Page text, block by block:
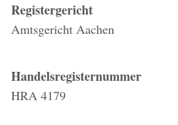
Registergericht
Amtsgericht Aachen
Handelsregisternummer
HRA 4179